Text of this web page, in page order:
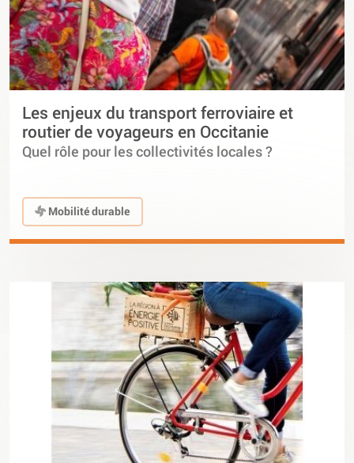
Les enjeux du transport ferroviaire et
routier de voyageurs en Occitanie
Quel rôle pour les collectivités locales ?
Mobilité durable